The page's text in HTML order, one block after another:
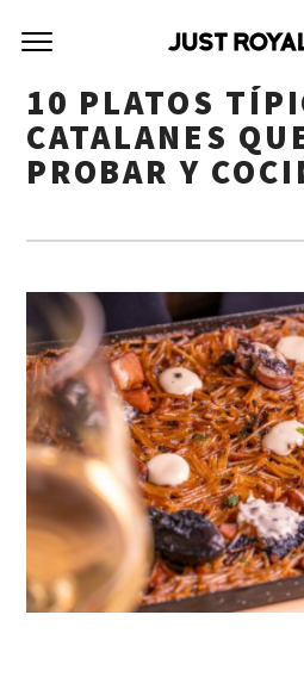
10 PLATOS
CATALANES
PROBAR Y